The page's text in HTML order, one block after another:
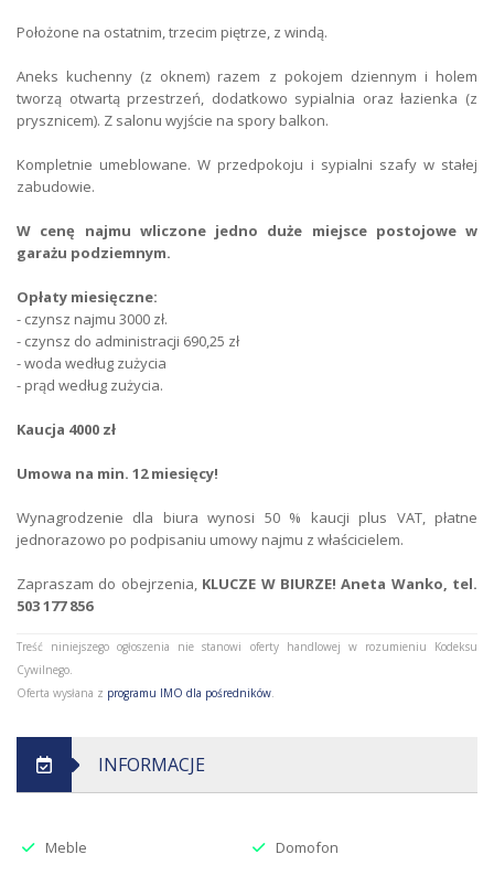
Głośność
Kuchnia aneks
Łazienka
Okna PCV
Liczba miejsc parkingowych
Ogrzewanie
Typ balkonu
Położone na ostatnim, trzecim piętrze, z windą.
Aneks kuchenny (z oknem) razem z pokojem dziennym i holem
tworzą otwartą przestrzeń, dodatkowo sypialnia oraz łazienka (z
prysznicem). Z salonu wyjście na spory balkon.
Kompletnie umeblowane. W przedpokoju i sypialni szafy w stałej
zabudowie.
W cenę najmu wliczone jedno duże miejsce postojowe w
garażu podziemnym.
Opłaty miesięczne:
- czynsz najmu 3000 zł.
- czynsz do administracji 690,25 zł
- woda według zużycia
- prąd według zużycia.
Kaucja 4000 zł
Umowa na min. 12 miesięcy!
Wynagrodzenie dla biura wynosi 50 % kaucji plus VAT, płatne
jednorazowo po podpisaniu umowy najmu z właścicielem.
Zapraszam do obejrzenia, KLUCZE W BIURZE! Aneta Wanko, tel.
503 177 856
Treść niniejszego ogłoszenia nie stanowi oferty handlowej w rozumieniu Kodeksu
Cywilnego.
Oferta wysłana z programu IMO dla pośredników
INFORMACJE
Meble Domofon